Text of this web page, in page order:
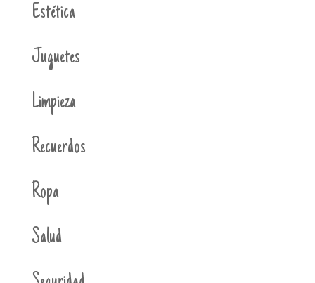
Estética
Juguetes
Limpieza
Recuerdos
Ropa
Salud